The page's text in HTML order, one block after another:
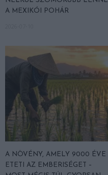
A MEXIKÓI POHÁR
A NÖVÉNY, AMELY 9000 ÉVE
ETETI AZ EMBERISÉGET –